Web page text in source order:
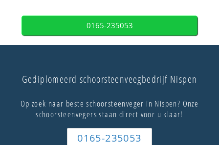
0165-235053
Gediplomeerd schoorsteenveegbedrijf Nispen
Op zoek naar beste schoorsteenveger in Nispen? Onze
schoorsteenvegers staan direct voor u klaar!
0165-235053